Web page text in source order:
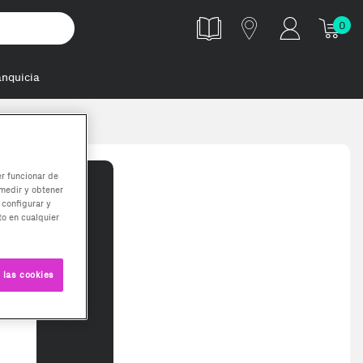
0
funcionar de
y obtener
y
en cualquier
cookies